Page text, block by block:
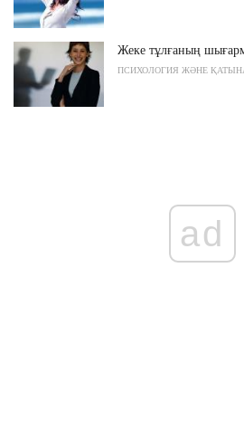
Жеке тұлғаның
ПСИХОЛОГИЯ ЖӘНЕ
ad